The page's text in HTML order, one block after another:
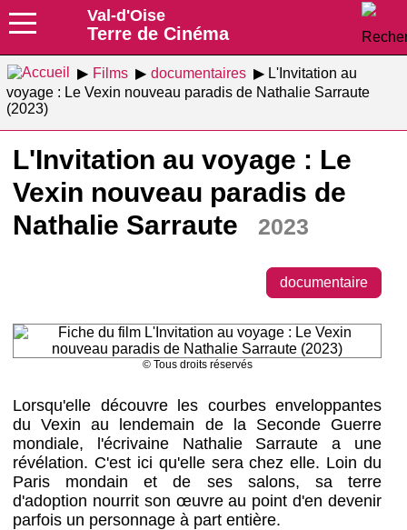
Val-d'Oise
Terre de Cinéma
Films documentaires
L'Invitation au
voyage : Le Vexin nouveau paradis de Nathalie Sarraute
(2023)
L'Invitation au voyage : Le
Vexin nouveau paradis de
Nathalie Sarraute
2023
documentaire
© Tous droits réservés
Lorsqu'elle découvre les courbes enveloppantes
du Vexin au lendemain de la Seconde Guerre
mondiale, l'écrivaine Nathalie Sarraute a une
révélation. C'est ici qu'elle sera chez elle. Loin du
Paris mondain et de ses salons, sa terre
d'adoption nourrit son œuvre au point d'en devenir
parfois un personnage à part entière.